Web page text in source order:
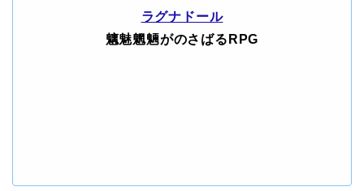
ラグナドール
魑魅魍魎がのさばるRPG